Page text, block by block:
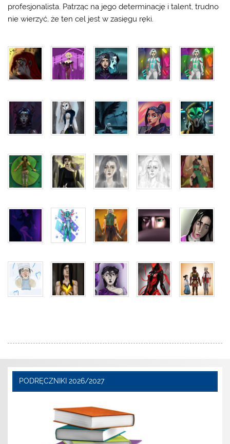
profesjonalista. Patrząc na jego determinację i talent, trudno
nie wierzyć, że ten cel jest w zasięgu ręki.
PODRĘCZNIKI 2026/2027